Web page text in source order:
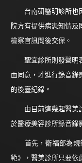
台南研醫明診所也因
院方有提供病患知情
檢察官訊問後交保。
聖宜診所則發聲明表
面同意，才進行錄音錄
的後臺紀錄。
由目前這幾起醫美診
於醫療美容診所錄音錄
首先，衛福部為規
範》，醫美診所只要依